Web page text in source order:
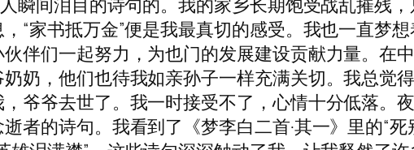
瞬间泪目的诗句的。我的家乡长期饱受战乱摧残
“家书抵万金”便是我最真切的感受。我也一直梦
伴们一起努力，为也门的发展建设贡献力量。在
奶，他们也待我如亲孙子一样充满关切。我总觉
爷爷去世了。我一时接受不了，心情十分低落。
者的诗句。我看到了《梦李白二首·其一》里的“